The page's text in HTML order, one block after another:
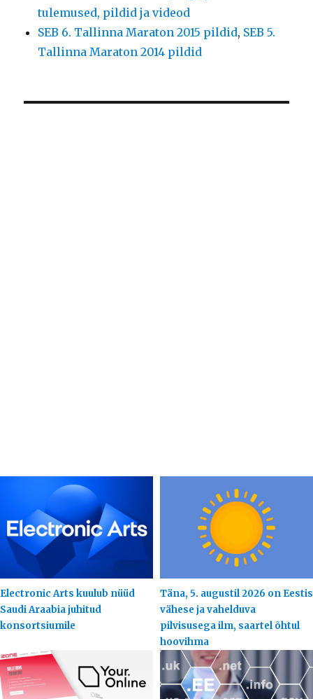
tulemused, pildid ja videod
SEB 6. Tallinna Maraton 2015 pildid, SEB 5.
Tallinna Maraton 2014 pildid
Electronic Arts kuulub nüüd
Saudi Araabia juhitud
konsortsiumile
Täna, 5. augustil 2026 on Eestis
vähese ja vahelduva
pilvisusega ilm, saartel õhtul
hoovihma